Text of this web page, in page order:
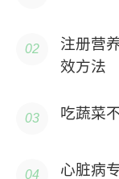
注册营
效方法
吃蔬菜
心脏病